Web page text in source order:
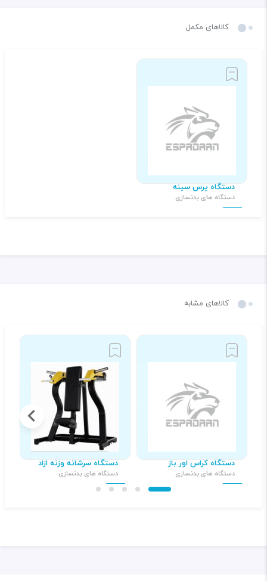
کالاهای مکمل
دستگاه پرس سینه
دستگاه های بدنسازی
کالاهای مشابه
دستگاه کراس اور باز
دستگاه های بدنسازی
دستگاه سرشانه وزنه ازاد
دستگاه های بدنسازی